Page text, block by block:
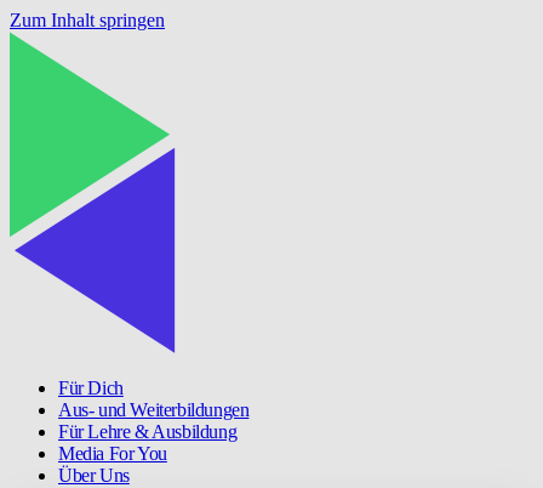
Zum Inhalt springen
Für Dich
Aus- und Weiterbildungen
Für Lehre & Ausbildung
Media For You
Über Uns